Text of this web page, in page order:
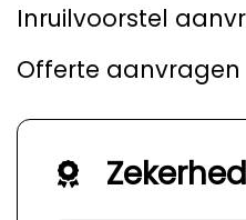
Inruilvoorstel
Offerte aanvragen